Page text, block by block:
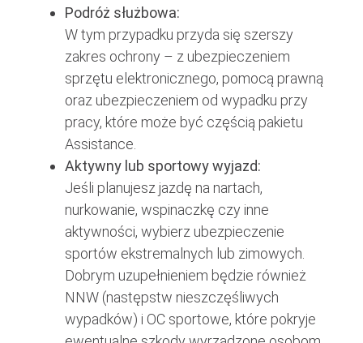
Podróż służbowa:
W tym przypadku przyda się szerszy
zakres ochrony – z ubezpieczeniem
sprzętu elektronicznego, pomocą prawną
oraz ubezpieczeniem od wypadku przy
pracy, które może być częścią pakietu
Assistance.
Aktywny lub sportowy wyjazd:
Jeśli planujesz jazdę na nartach,
nurkowanie, wspinaczkę czy inne
aktywności, wybierz ubezpieczenie
sportów ekstremalnych lub zimowych.
Dobrym uzupełnieniem będzie również
NNW (następstw nieszczęśliwych
wypadków) i OC sportowe, które pokryje